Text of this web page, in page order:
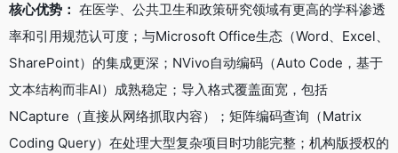
核心优势： 在医学、公共卫生和政策研究领域有更高的学科渗透
率和引用规范认可度；与Microsoft Office生态（Word、Excel、
SharePoint）的集成更深；NVivo自动编码（Auto Code，基于
文本结构而非AI）成熟稳定；导入格式覆盖面宽，包括
NCapture（直接从网络抓取内容）；矩阵编码查询（Matrix
Coding Query）在处理大型复杂项目时功能完整；机构版授权的